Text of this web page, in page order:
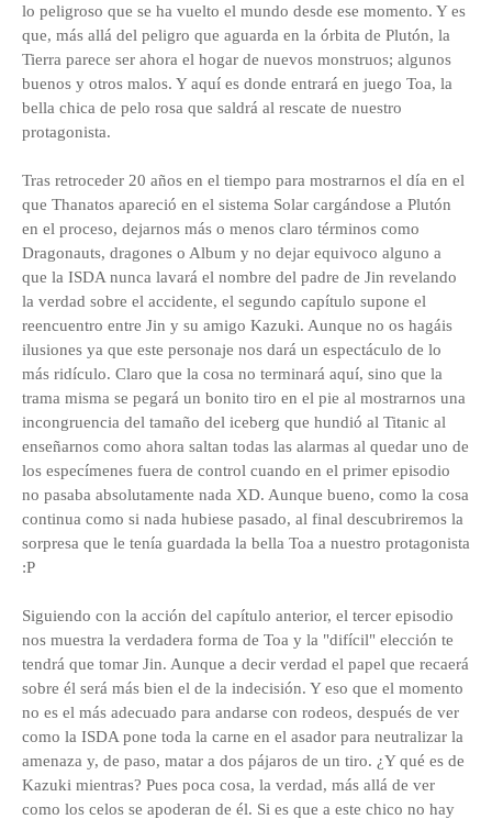
lo peligroso que se ha vuelto el mundo desde ese momento. Y es
que, más allá del peligro que aguarda en la órbita de Plutón, la
Tierra parece ser ahora el hogar de nuevos monstruos; algunos
buenos y otros malos. Y aquí es donde entrará en juego Toa, la
bella chica de pelo rosa que saldrá al rescate de nuestro
protagonista.
Tras retroceder 20 años en el tiempo para mostrarnos el día en el
que Thanatos apareció en el sistema Solar cargándose a Plutón
en el proceso, dejarnos más o menos claro términos como
Dragonauts, dragones o Album y no dejar equivoco alguno a
que la ISDA nunca lavará el nombre del padre de Jin revelando
la verdad sobre el accidente, el segundo capítulo supone el
reencuentro entre Jin y su amigo Kazuki. Aunque no os hagáis
ilusiones ya que este personaje nos dará un espectáculo de lo
más ridículo. Claro que la cosa no terminará aquí, sino que la
trama misma se pegará un bonito tiro en el pie al mostrarnos una
incongruencia del tamaño del iceberg que hundió al Titanic al
enseñarnos como ahora saltan todas las alarmas al quedar uno de
los especímenes fuera de control cuando en el primer episodio
no pasaba absolutamente nada XD. Aunque bueno, como la cosa
continua como si nada hubiese pasado, al final descubriremos la
sorpresa que le tenía guardada la bella Toa a nuestro protagonista
:P
Siguiendo con la acción del capítulo anterior, el tercer episodio
nos muestra la verdadera forma de Toa y la "difícil" elección te
tendrá que tomar Jin. Aunque a decir verdad el papel que recaerá
sobre él será más bien el de la indecisión. Y eso que el momento
no es el más adecuado para andarse con rodeos, después de ver
como la ISDA pone toda la carne en el asador para neutralizar la
amenaza y, de paso, matar a dos pájaros de un tiro. ¿Y qué es de
Kazuki mientras? Pues poca cosa, la verdad, más allá de ver
como los celos se apoderan de él. Si es que a este chico no hay